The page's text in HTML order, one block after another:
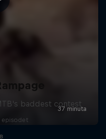
baddest contest
episodet